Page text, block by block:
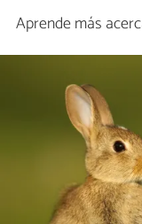
Aprende más